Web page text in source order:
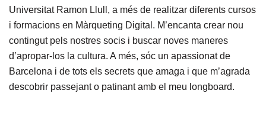
Universitat Ramon Llull, a més de realitzar diferents cursos
i formacions en Màrqueting Digital. M’encanta crear nou
contingut pels nostres socis i buscar noves maneres
d’apropar-los la cultura. A més, sóc un apassionat de
Barcelona i de tots els secrets que amaga i que m’agrada
descobrir passejant o patinant amb el meu longboard.